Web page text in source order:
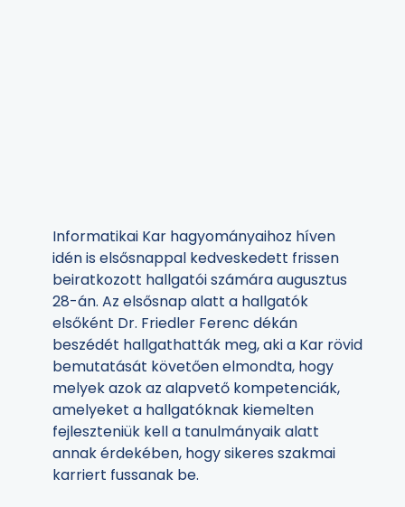
Informatikai Kar hagyományaihoz híven
idén is elsősnappal kedveskedett frissen
beiratkozott hallgatói számára augusztus
28-án. Az elsősnap alatt a hallgatók
elsőként Dr. Friedler Ferenc dékán
beszédét hallgathatták meg, aki a Kar rövid
bemutatását követően elmondta, hogy
melyek azok az alapvető kompetenciák,
amelyeket a hallgatóknak kiemelten
fejleszteniük kell a tanulmányaik alatt
annak érdekében, hogy sikeres szakmai
karriert fussanak be.